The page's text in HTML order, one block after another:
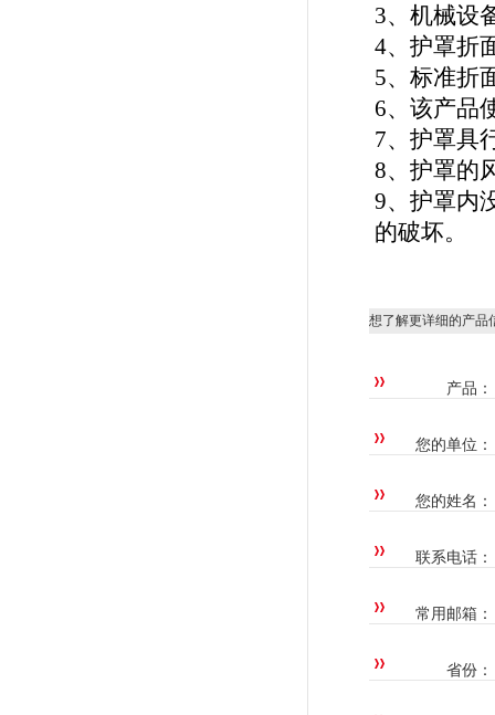
3、 机械设
4、 护罩折
5、 标准折
6、 该产品
7、 护罩具
8、 护罩的
9、 护罩内
的破坏。
想了解更详细的产品
产品：
您的单位：
您的姓名：
联系电话：
常用邮箱：
省份：